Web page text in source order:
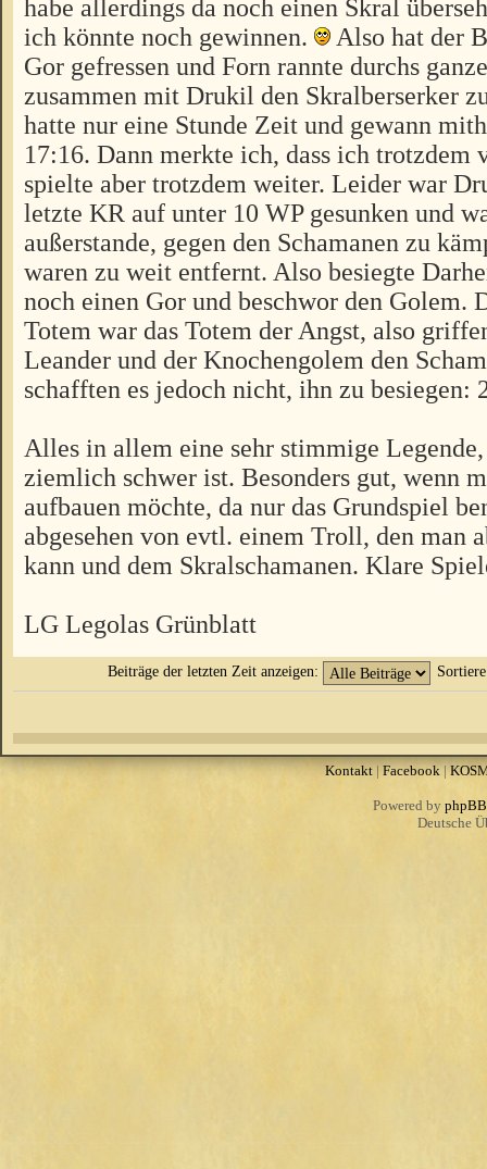
habe allerdings da noch einen Skral
ich könnte noch gewinnen.
Also hat der
Gor gefressen und Forn rannte durchs
zusammen mit Drukil den Skralberserker
hatte nur eine Stunde Zeit und gewann
17:16. Dann merkte ich, dass ich trotzdem
spielte aber trotzdem weiter. Leider war
letzte KR auf unter 10 WP gesunken und
außerstande, gegen den Schamanen zu
waren zu weit entfernt. Also besiegte
noch einen Gor und beschwor den Golem.
Totem war das Totem der Angst, also
Leander und der Knochengolem den
schafften es jedoch nicht, ihn zu besiegen:
Alles in allem eine sehr stimmige
ziemlich schwer ist. Besonders gut, wenn
aufbauen möchte, da nur das Grundspiel
abgesehen von evtl. einem Troll, den man
kann und dem Skralschamanen. Klare
LG Legolas Grünblatt
Beiträge der letzten Zeit anzeigen:
Kontakt|Facebook|
Powered by phpBB
Deutsche